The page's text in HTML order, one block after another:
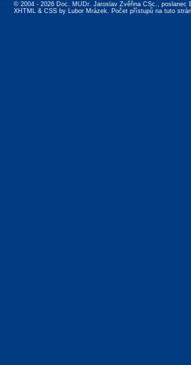
© 2004 - 2026 Doc. MUDr. Jaroslav Zvěřina CSc., poslanec
XHTML & CSS by Lubor Mrázek. Počet přístupů na tuto